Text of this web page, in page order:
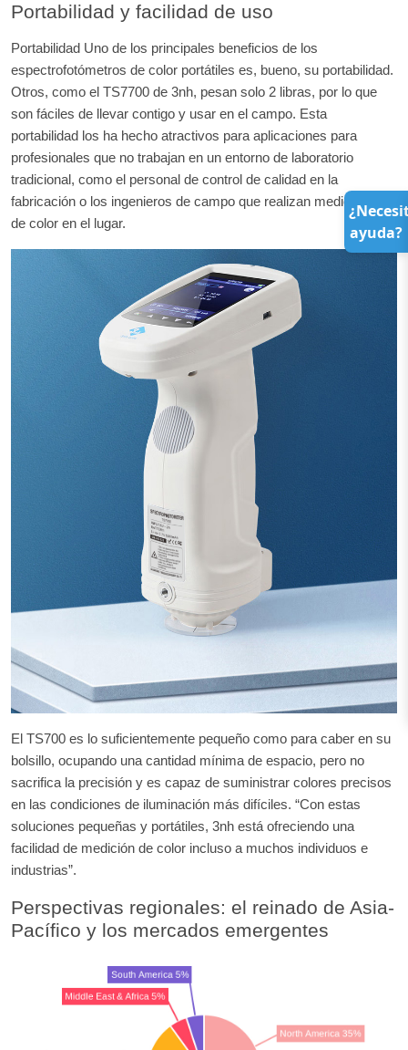
Portabilidad y facilidad de uso
Portabilidad Uno de los principales beneficios de los
espectrofotómetros de color portátiles es, bueno, su portabilidad.
Otros, como el TS7700 de 3nh, pesan solo 2 libras, por lo que
son fáciles de llevar contigo y usar en el campo. Esta
portabilidad los ha hecho atractivos para aplicaciones para
profesionales que no trabajan en un entorno de laboratorio
tradicional, como el personal de control de calidad en la
fabricación o los ingenieros de campo que realizan mediciones
de color en el lugar.
El TS700 es lo suficientemente pequeño como para caber en su
bolsillo, ocupando una cantidad mínima de espacio, pero no
sacrifica la precisión y es capaz de suministrar colores precisos
en las condiciones de iluminación más difíciles. “Con estas
soluciones pequeñas y portátiles, 3nh está ofreciendo una
facilidad de medición de color incluso a muchos individuos e
industrias”.
Perspectivas regionales: el reinado de Asia-
Pacífico y los mercados emergentes
ayuda?